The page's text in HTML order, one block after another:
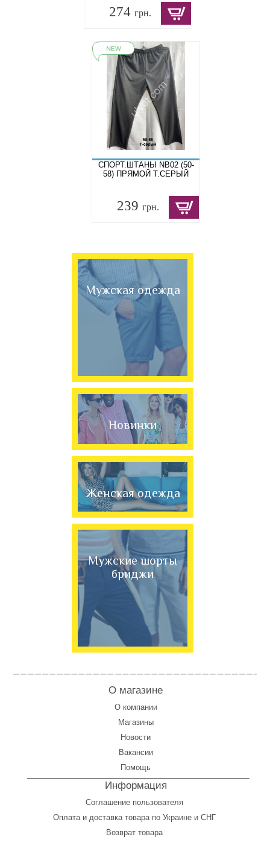
274 грн.
СПОРТ.ШТАНЫ NB02 (50-
58) ПРЯМОЙ Т.СЕРЫЙ
239 грн.
Мужская одежда
Новинки
Женская одежда
Мужские шорты
бриджи
О магазине
О компании
Магазины
Новости
Вакансии
Помощь
Информация
Соглашение пользователя
Оплата и доставка товара по Украине и СНГ
Возврат товара